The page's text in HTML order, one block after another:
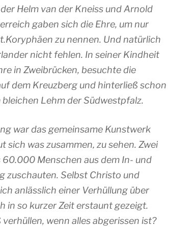
Helm van der Kneiss und Arnold
gaben sich die Ehre, um nur
zu nennen. Und natürlich
nicht fehlen. In seiner Kindheit
in Zweibrücken, besuchte die
dem Kreuzberg und hinterließ schon
Lehm der Südwestpfalz.
war das gemeinsame Kunstwerk
sich was zusammen‚ zu sehen. Zwei
60.000 Menschen aus dem In- und
zuschauten. Selbst Christo und
anlässlich einer Verhüllung über
in so kurzer Zeit erstaunt gezeigt.
wenn alles abgerissen ist?